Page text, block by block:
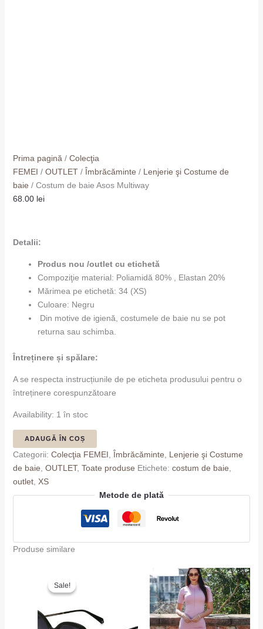
Prima pagină / Colecţia
FEMEI / OUTLET/ Îmbrăcăminte / Lenjerie şi Costume de
baie / Costum de baie Asos Multiway
68.00 lei
Detalii:
Produs nou /outlet cu etichetă
Compoziţie material: Poliamidă 80% , Elastan 20%
Mărimea pe etichetă: 34 (XS)
Culoare: Negru
Din motive de igienă, costumele de baie nu se pot
returna sau schimba.
Întreținere și spălare:
A se respecta instrucțiunile de pe eticheta produsului pentru o
întreținere corespunzătoare
Availability: 1 în stoc
ADAUGĂ ÎN COȘ
Categorii: Colecţia FEMEI Îmbrăcăminte
Lenjerie şi Costume
de baie OUTLET, Toate produse Etichete: costum de baie
outlet, XS
Metode de plată
Produse similare
Sale!
Sale!
inițial
fost:
180.00 lei.